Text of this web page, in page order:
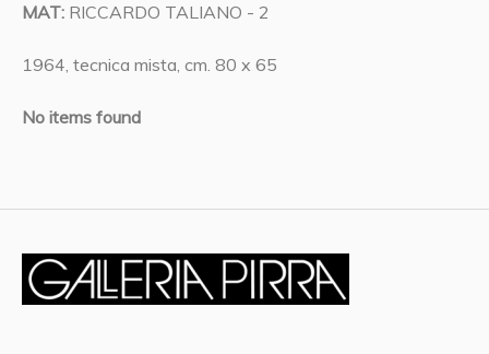
MAT: RICCARDO TALIANO - 2
1964, tecnica mista, cm. 80 x 65
No items found